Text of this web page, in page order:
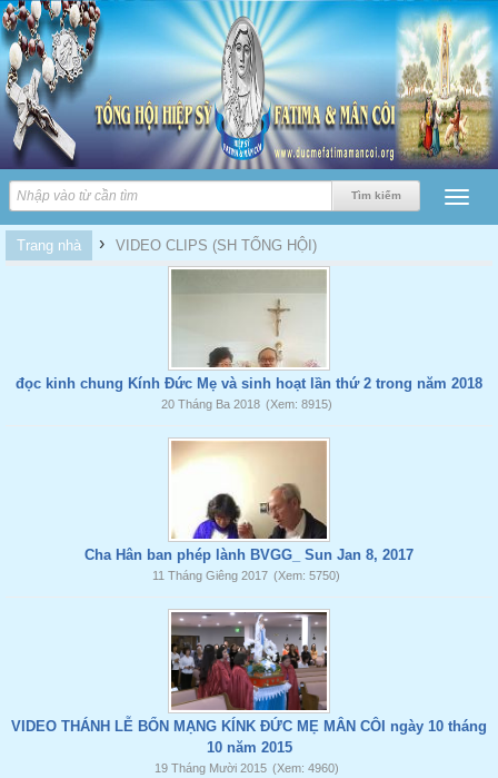
Trang nhà › VIDEO CLIPS (SH TỔNG HỘI)
đọc kinh chung Kính Đức Mẹ và sinh hoạt lần thứ 2 trong năm 2018
20 Tháng Ba 2018 (Xem: 8915)
Cha Hân ban phép lành BVGG_ Sun Jan 8, 2017
11 Tháng Giêng 2017 (Xem: 5750)
VIDEO THÁNH LỄ BỔN MẠNG KÍNK ĐỨC MẸ MÂN CÔI ngày 10 tháng
10 năm 2015
19 Tháng Mười 2015 (Xem: 4960)